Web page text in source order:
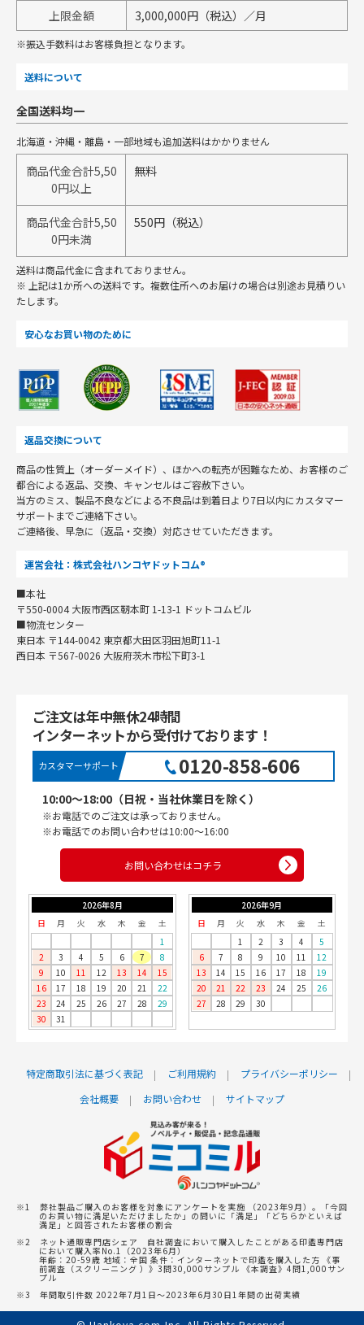
上限金額
3,000,000円（税込）／月
※振込手数料はお客様負担となります。
送料について
全国送料均一
北海道・沖縄・離島・一部地域も追加送料はかかりません
商品代金合計5,50
0円以上
無料
商品代金合計5,50
0円未満
550円（税込）
送料は商品代金に含まれておりません。
※ 上記は1か所への送料です。複数住所へのお届けの場合は別途お見積りい
たします。
安心なお買い物のために
返品交換について
商品の性質上（オーダーメイド）、ほかへの転売が困難なため、お客様のご
都合による返品、交換、キャンセルはご容赦下さい。
当方のミス、製品不良などによる不良品は到着日より7日以内にカスタマー
サポートまでご連絡下さい。
ご連絡後、早急に（返品・交換）対応させていただきます。
運営会社：株式会社ハンコヤドットコム®
■本社
〒550-0004 大阪市西区靭本町 1-13-1 ドットコムビル
■物流センター
東日本 〒144-0042 東京都大田区羽田旭町11-1
西日本 〒567-0026 大阪府茨木市松下町3-1
ご注文は年中無休24時間
インターネットから受付けております！
カスタマーサポート 0120-858-606
10:00〜18:00（日祝・当社休業日を除く）
※お電話でのご注文は承っておりません。
※お電話でのお問い合わせは10:00〜16:00
お問い合わせはコチラ
2026年8月
日
月 火 水 木 金
土
1
2
3 4 5 6 7
8
9
10 11 12 13 14
15
16
17 18 19 20 21
22
23
24 25 26 27 28
29
30
31
2026年9月
日
月 火 水 木 金
土
1
2 3 4
5
6
7 8 9 10 11
12
13
14 15 16 17 18
19
20
21 22 23 24 25
26
27
28 29 30
特定商取引法に基づく表記 ご利用規約
プライバシーポリシー
会社概要
お問い合わせ サイトマップ
※1 弊社製品ご購入のお客様を対象にアンケートを実施 （2023年9月）。「今回
のお買い物に満足いただけましたか」の問いに「満足」「どちらかといえば
満足」と回答されたお客様の割合
※2 ネット通販専門店シェア 自社調査において購入したことがある印鑑専門店
において購入率No.1（2023年6月）
年齢：20-59歳 地域：全国 条件：インターネットで印鑑を購入した方 《事
前調査（スクリーニング ）》3問30,000サンプル 《本調査》4問1,000サン
プル
※3 年間取引件数 2022年7月1日～2023年6月30日1年間の出荷実績